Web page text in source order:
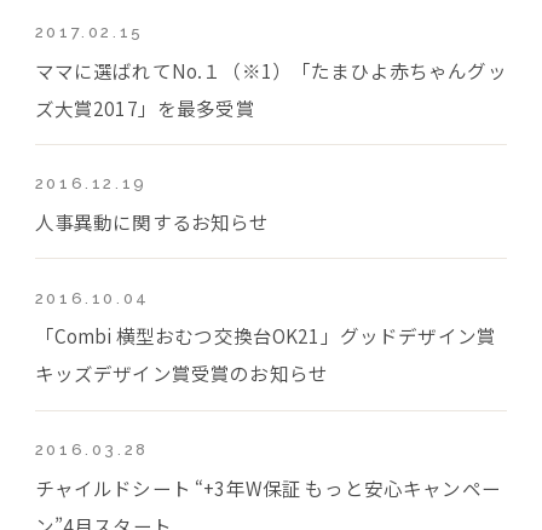
2017.02.15
ママに選ばれてNo.１（※1）「たまひよ赤ちゃんグッ
ズ大賞2017」を最多受賞
2016.12.19
人事異動に関するお知らせ
2016.10.04
「Combi 横型おむつ交換台OK21」グッドデザイン賞
キッズデザイン賞受賞のお知らせ
2016.03.28
チャイルドシート “+3年W保証 もっと安心キャンペー